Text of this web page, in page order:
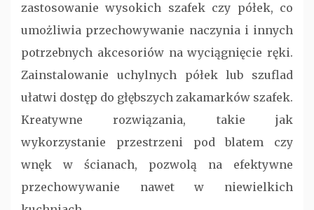
zastosowanie wysokich szafek czy półek, co
umożliwia przechowywanie naczynia i innych
potrzebnych akcesoriów na wyciągnięcie ręki.
Zainstalowanie uchylnych półek lub szuflad
ułatwi dostęp do głębszych zakamarków szafek.
Kreatywne rozwiązania, takie jak
wykorzystanie przestrzeni pod blatem czy
wnęk w ścianach, pozwolą na efektywne
przechowywanie nawet w niewielkich